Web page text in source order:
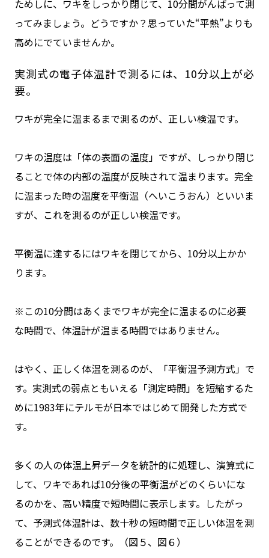
ためしに、ワキをしっかり閉じて、10分間がんばって測
ってみましょう。どうですか？思っていた“平熱”よりも
高めにでていませんか。
実測式の電子体温計で測るには、10分以上が必
要。
ワキが完全に温まるまで測るのが、正しい検温です。
ワキの温度は「体の表面の温度」ですが、しっかり閉じ
ることで体の内部の温度が反映されて温まります。完全
に温まった時の温度を平衡温（へいこうおん）といいま
すが、これを測るのが正しい検温です。
平衡温に達するにはワキを閉じてから、10分以上かか
ります。
※この10分間はあくまでワキが完全に温まるのに必要
な時間で、体温計が温まる時間ではありません。
はやく、正しく体温を測るのが、「平衡温予測方式」で
す。実測式の弱点ともいえる「測定時間」を短縮するた
めに1983年にテルモが日本ではじめて開発した方式で
す。
多くの人の体温上昇データを統計的に処理し、演算式に
して、ワキであれば10分後の平衡温がどのくらいにな
るのかを、高い精度で短時間に表示します。したがっ
て、予測式体温計は、数十秒の短時間で正しい体温を測
ることができるのです。（図５、図６）